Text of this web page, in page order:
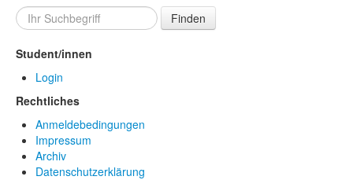
Finden
Student/innen
Login
Rechtliches
Anmeldebedingungen
Impressum
Archiv
Datenschutzerklärung